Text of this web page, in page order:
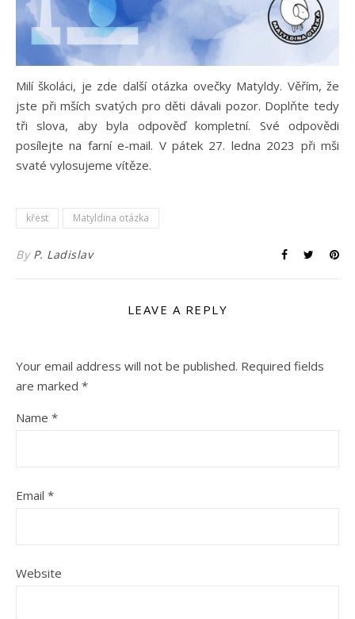
Milí školáci, je zde další otázka ovečky Matyldy. Věřím, že
jste při mších svatých pro děti dávali pozor. Doplňte tedy
tři slova, aby byla odpověď kompletní. Své odpovědi
posílejte na farní e-mail. V pátek 27. ledna 2023 při mši
svaté vylosujeme vítěze.
křest Matyldina otázka
By P. Ladislav
LEAVE A REPLY
Your email address will not be published. Required fields
are marked *
Name *
Email *
Website